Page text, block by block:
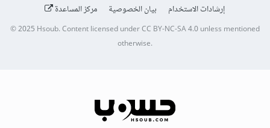
إرشادات الاستخدام
بيان الخصوصية مركز المساعدة
© 2025Hsoub.Content licensed underCC BY-NC-SA 4.0unless mentioned
otherwise.